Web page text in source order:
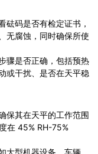
砝码是否有检定证书，
无腐蚀，同时确保所使
骤是否正确，包括预热
或干扰、是否在天平稳
保其在天平的工作范围
在 45% RH-75%
大型机器设备、车辆